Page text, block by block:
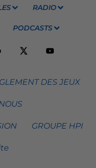
RADIO
PODCASTS
DES JEUX
GROUPE HPI